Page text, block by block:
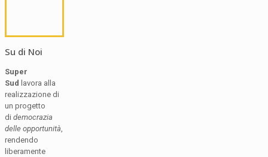
Su di Noi
Super
Sud lavora alla
realizzazione di
un progetto
di democrazia
delle opportunità
rendendo
liberamente